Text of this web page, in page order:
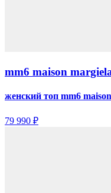
mm6 maison
женский топ mm6
79 990 ₽